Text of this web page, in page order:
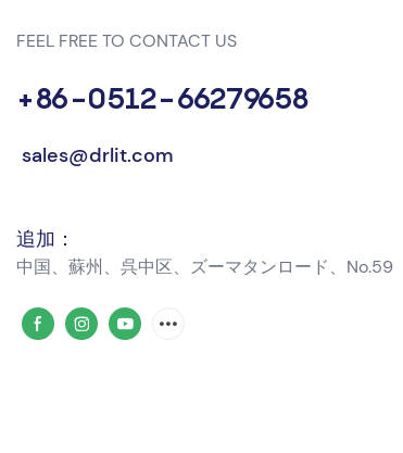
FEEL FREE TO CONTACT US
+86-0512-66279658
sales@drlit.com
追加：
中国、蘇州、呉中区、ズーマタンロード、No.59